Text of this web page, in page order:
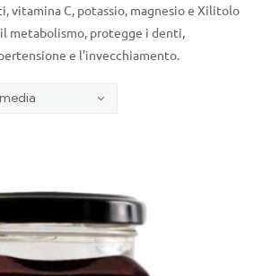
vitamina C, potassio, magnesio e Xilitolo
metabolismo, protegge i denti,
e l’invecchiamento.